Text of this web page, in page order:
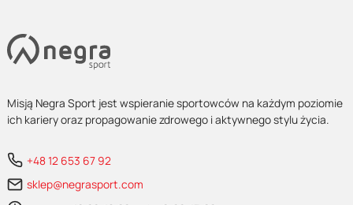
Misją Negra Sport jest wspieranie sportowców na każdym poziomie
ich kariery oraz propagowanie zdrowego i aktywnego stylu życia.
+48 12 653 67 92
sklep@negrasport.com